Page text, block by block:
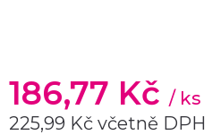
186,77 Kč / ks
225,99 Kč včetně DPH